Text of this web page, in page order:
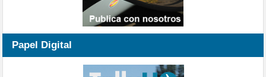
Papel Digital